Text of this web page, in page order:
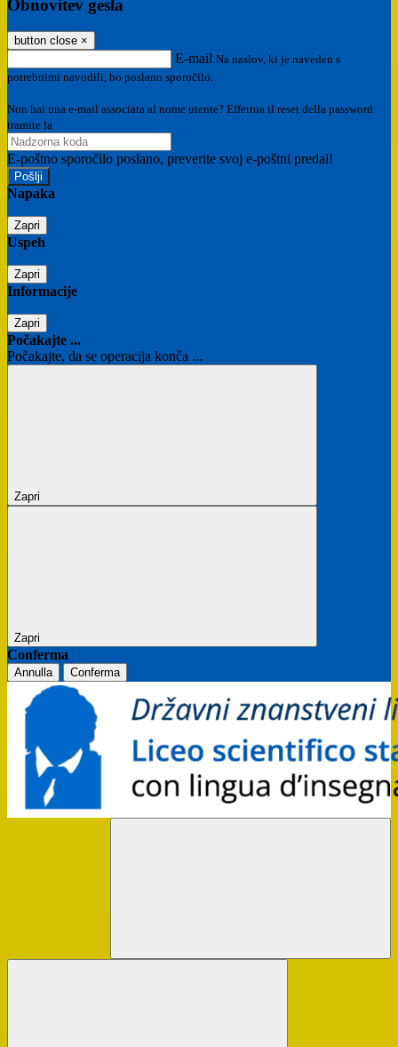
Obnovitev gesla
button close ×
E-mail Na naslov, ki je naveden s
potrebnimi navodili, bo poslano sporočilo.
Non hai una e-mail associata al nome utente? Effettua il reset della password
tramite la
E-poštno sporočilo poslano, preverite svoj e-poštni predal!
Napaka
Zapri
Uspeh
Zapri
Informacije
Zapri
Počakajte ...
Počakajte, da se operacija konča ...
Zapri
Zapri
Conferma
Annulla Conferma